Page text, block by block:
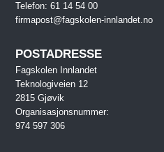
Telefon: 61 14 54 00
firmapost@fagskolen-innlandet.no
POSTADRESSE
Fagskolen Innlandet
Teknologiveien 12
2815 Gjøvik
Organisasjonsnummer:
974 597 306